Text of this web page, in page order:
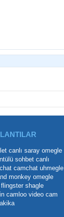
canlı saray omegle
sohbet canlı
camchat uhmegle
monkey omegle
flingster shagle
camloo video cam